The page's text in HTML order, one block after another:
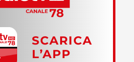
SCARICA
L’APP